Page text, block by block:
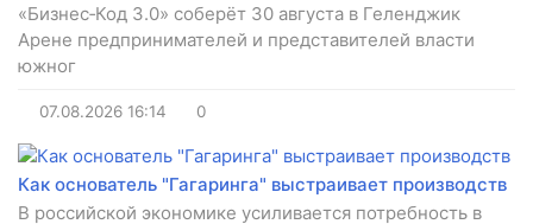
«Бизнес‑Код 3.0» соберёт 30 августа в Геленджик
Арене предпринимателей и представителей власти
южног
07.08.2026 16:14 0
Как основатель "Гагаринга" выстраивает производств
В российской экономике усиливается потребность в